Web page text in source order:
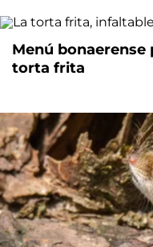
Menú bonaerense
torta frita